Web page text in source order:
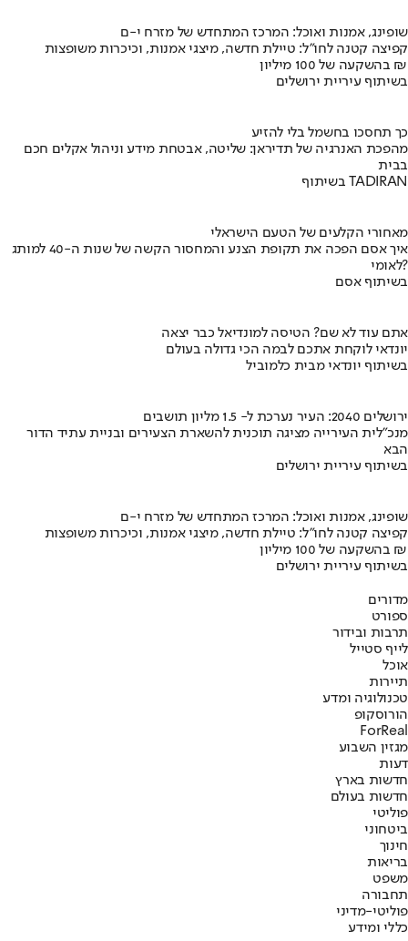
שופינג, אמנות ואוכל: המרכז המתחדש של מזרח י-ם
קפיצה קטנה לחו"ל: טיילת חדשה, מיצגי אמנות, וכיכרות משופצות
בהשקעה של 100 מיליון ₪
בשיתוף עיריית ירושלים
כך תחסכו בחשמל בלי להזיע
מהפכת האנרגיה של תדיראן: שליטה, אבטחת מידע וניהול אקלים חכם
בבית
בשיתוף TADIRAN
מאחורי הקלעים של הטעם הישראלי
איך אסם הפכה את תקופת הצנע והמחסור הקשה של שנות ה-40 למותג
לאומי?
בשיתוף אסם
אתם עוד לא שם? הטיסה למונדיאל כבר יצאה
יונדאי לוקחת אתכם לבמה הכי גדולה בעולם
בשיתוף יונדאי מבית כלמוביל
ירושלים 2040: העיר נערכת ל- 1.5 מליון תושבים
מנכ"לית העירייה מציגה תוכנית להשארת הצעירים ובניית עתיד הדור
הבא
בשיתוף עיריית ירושלים
שופינג, אמנות ואוכל: המרכז המתחדש של מזרח י-ם
קפיצה קטנה לחו"ל: טיילת חדשה, מיצגי אמנות, וכיכרות משופצות
בהשקעה של 100 מיליון ₪
בשיתוף עיריית ירושלים
מדורים
ספורט
תרבות ובידור
לייף סטייל
אוכל
תיירות
טכנולוגיה ומדע
הורוסקופ
ForReal
מגזין השבוע
דעות
חדשות בארץ
חדשות בעולם
פוליטי
ביטחוני
חינוך
בריאות
משפט
תחבורה
פוליטי-מדיני
כללי ומידע